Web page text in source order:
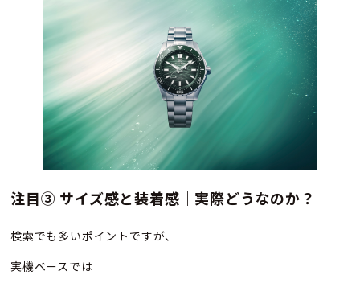
注目③ サイズ感と装着感｜実際どうなのか？
検索でも多いポイントですが、
実機ベースでは